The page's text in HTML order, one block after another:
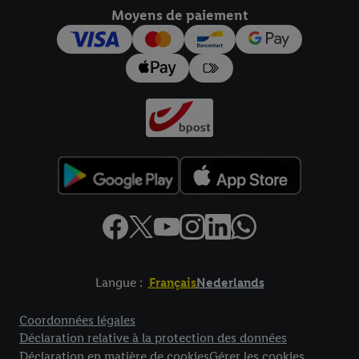
Moyens de paiement
Langue : FrançaisNederlands
Coordonnées légales
Déclaration relative à la protection des données
pour l’avenir dans notredéclaration relative à la protection des
données Vous trouverez les impressions ici.